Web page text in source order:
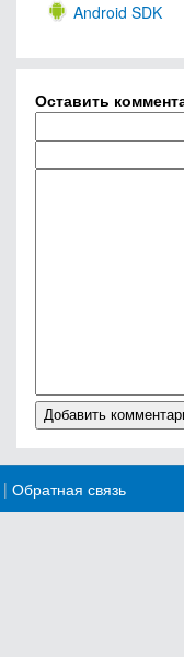
Android SDK
Оставить
| Обратная связь